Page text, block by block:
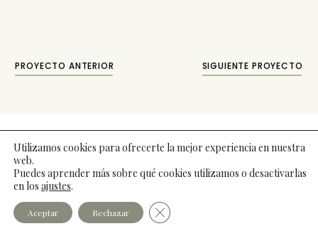
PROYECTO ANTERIOR SIGUIENTE PROYECTO
©2026 Laura Guerrero |Legal |Cookies|Privacidad|
Web:websquesuben.com
Utilizamos cookies para ofrecerte la mejor experiencia en nuestra
web.
Puedes aprender más sobre qué cookies utilizamos o desactivarlas
en los ajustes.
Aceptar Rechazar Cerrar el banner de cookies RGPD